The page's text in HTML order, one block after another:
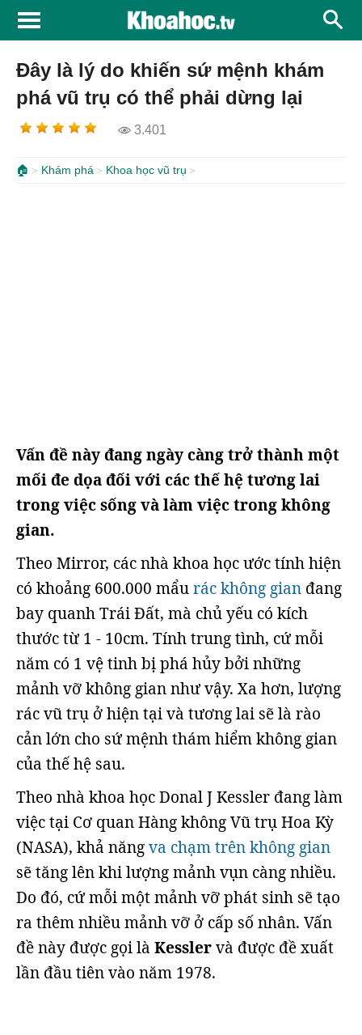
Đây là lý do khiến sứ mệnh khám
phá vũ trụ có thể phải dừng lại
3.401
🏠 Khám phá Khoa học vũ trụ
Vấn đề này đang ngày càng trở thành một
mối đe dọa đối với các thế hệ tương lai
trong việc sống và làm việc trong không
gian.
Theo Mirror, các nhà khoa học ước tính hiện
có khoảng 600.000 mẩurác không gian đang
bay quanh Trái Đất, mà chủ yếu có kích
thước từ 1 - 10cm. Tính trung tình, cứ mỗi
năm có 1 vệ tinh bị phá hủy bởi những
mảnh vỡ không gian như vậy. Xa hơn, lượng
rác vũ trụ ở hiện tại và tương lai sẽ là rào
cản lớn cho sứ mệnh thám hiểm không gian
của thế hệ sau.
Theo nhà khoa học Donal J Kessler đang làm
việc tại Cơ quan Hàng không Vũ trụ Hoa Kỳ
(NASA), khả năngva chạm trên không gian
sẽ tăng lên khi lượng mảnh vụn càng nhiều.
Do đó, cứ mỗi một mảnh vỡ phát sinh sẽ tạo
ra thêm nhiều mảnh vỡ ở cấp số nhân. Vấn
đề này được gọi là Kesslervà được đề xuất
lần đầu tiên vào năm 1978.